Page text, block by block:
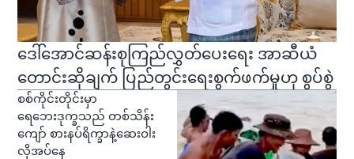
ဒေါ်အောင်ဆန်းစုကြည်လွှတ်ပေးရေး အာဆီယံ
တောင်းဆိုချက် ပြည်တွင်းရေးစွက်ဖက်မှုဟု စွပ်စွဲ
စစ်ကိုင်းတိုင်းမှာ
ရေဘေးဒုက္ခသည် တစ်သိန်း
ကျော် စားနပ်ရိက္ခာနဲ့ဆေးဝါး
လိုအပ်နေ